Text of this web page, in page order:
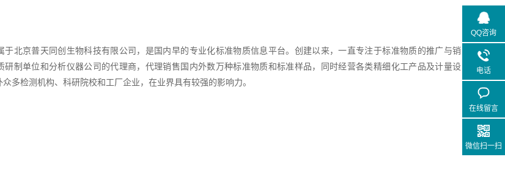
于北京普天同创生物科技有限公司，是国内早的专业化标准物质信息平台。创建以来，一直专注于标准物质的推广与销
研制单位和分析仪器公司的代理商，代理销售国内外数万种标准物质和标准样品，同时经营各类精细化工产品及计量设
多检测机构、科研院校和工厂企业，在业界具有较强的影响力。
QQ咨询
电话
在线留言
微信扫一扫